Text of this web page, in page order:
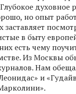
духовное
но опыт
в быту
есть чему
Из Москвы
Нам
и